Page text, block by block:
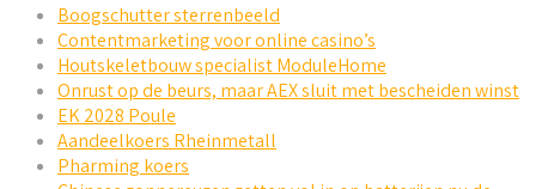
Boogschutter sterrenbeeld
Contentmarketing voor online casino’s
Houtskeletbouw specialist ModuleHome
Onrust op de beurs, maar AEX sluit met bescheiden winst
EK 2028 Poule
Aandeelkoers Rheinmetall
Pharming koers